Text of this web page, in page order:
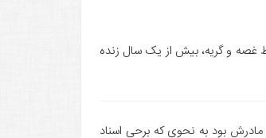
غصه و گریه، بیش از یک سال زنده
بود به نحوی که برحی اسناد